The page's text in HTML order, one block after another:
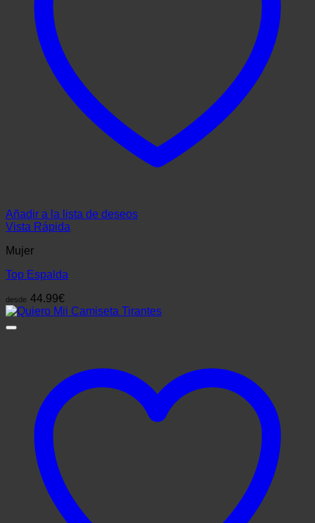
Añadir a la lista de deseos
Vista Rápida
Mujer
Top Espalda
desde 44.99€